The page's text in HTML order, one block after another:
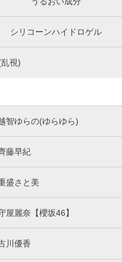
シリコーンハイドロゲル
視)
智ゆらの(ゆらゆら)
藤早紀
盛さと美
屋麗奈【櫻坂46】
川優香